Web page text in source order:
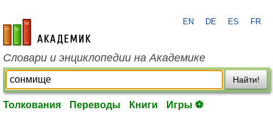
academic.ru
EN DE ES FR
Словари и энциклопедии на Академике
Найти!
Толкования Переводы Книги Игры ⚽